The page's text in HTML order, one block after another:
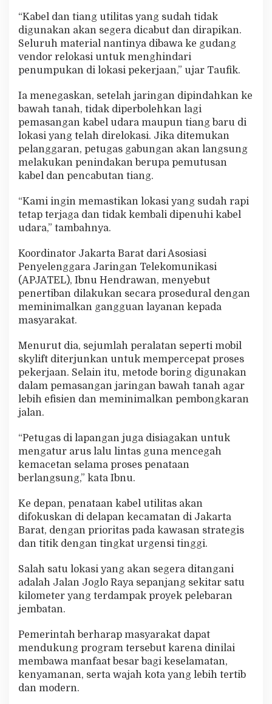
“Kabel dan tiang utilitas yang sudah tidak
digunakan akan segera dicabut dan dirapikan.
Seluruh material nantinya dibawa ke gudang
vendor relokasi untuk menghindari
penumpukan di lokasi pekerjaan,” ujar Taufik.
Ia menegaskan, setelah jaringan dipindahkan ke
bawah tanah, tidak diperbolehkan lagi
pemasangan kabel udara maupun tiang baru di
lokasi yang telah direlokasi. Jika ditemukan
pelanggaran, petugas gabungan akan langsung
melakukan penindakan berupa pemutusan
kabel dan pencabutan tiang.
“Kami ingin memastikan lokasi yang sudah rapi
tetap terjaga dan tidak kembali dipenuhi kabel
udara,” tambahnya.
Koordinator Jakarta Barat dari Asosiasi
Penyelenggara Jaringan Telekomunikasi
(APJATEL), Ibnu Hendrawan, menyebut
penertiban dilakukan secara prosedural dengan
meminimalkan gangguan layanan kepada
masyarakat.
Menurut dia, sejumlah peralatan seperti mobil
skylift diterjunkan untuk mempercepat proses
pekerjaan. Selain itu, metode boring digunakan
dalam pemasangan jaringan bawah tanah agar
lebih efisien dan meminimalkan pembongkaran
jalan.
“Petugas di lapangan juga disiagakan untuk
mengatur arus lalu lintas guna mencegah
kemacetan selama proses penataan
berlangsung,” kata Ibnu.
Ke depan, penataan kabel utilitas akan
difokuskan di delapan kecamatan di Jakarta
Barat, dengan prioritas pada kawasan strategis
dan titik dengan tingkat urgensi tinggi.
Salah satu lokasi yang akan segera ditangani
adalah Jalan Joglo Raya sepanjang sekitar satu
kilometer yang terdampak proyek pelebaran
jembatan.
Pemerintah berharap masyarakat dapat
mendukung program tersebut karena dinilai
membawa manfaat besar bagi keselamatan,
kenyamanan, serta wajah kota yang lebih tertib
dan modern.